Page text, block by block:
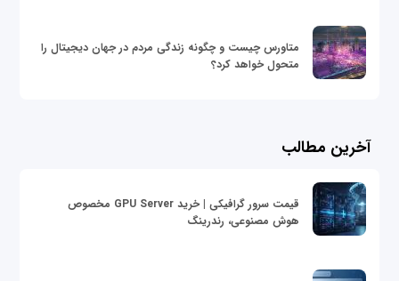
متاورس چیست و چگونه زندگی مردم در جهان دیجیتال را
متحول خواهد کرد؟
آخرین مطالب
قیمت سرور گرافیکی | خرید GPU Server مخصوص
هوش مصنوعی، رندرینگ